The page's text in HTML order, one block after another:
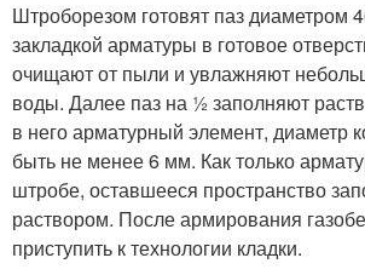
Штроборезом готовят паз диаметром
закладкой арматуры в готовое
очищают от пыли и увлажняют
воды. Далее паз на ½ заполняют
в него арматурный элемент, диаметр
быть не менее 6 мм. Как только
штробе, оставшееся пространство
раствором. После армирования
приступить к технологии кладки.